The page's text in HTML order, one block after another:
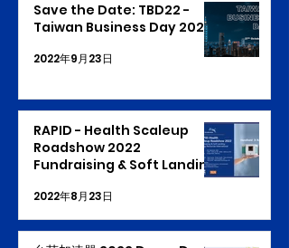
Save the Date: TBD22 -
Taiwan Business Day 2022
2022年9月23日
RAPID - Health Scaleup
Roadshow 2022
Fundraising & Soft Landing
International
2022年8月23日